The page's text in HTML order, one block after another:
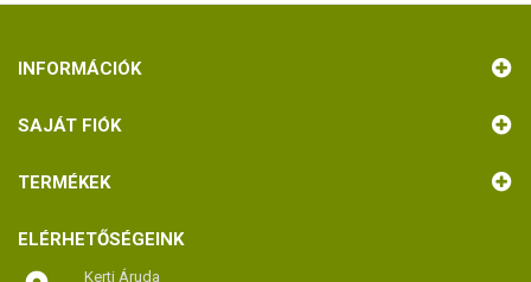
INFORMÁCIÓK
SAJÁT FIÓK
TERMÉKEK
ELÉRHETŐSÉGEINK
Kerti Áruda